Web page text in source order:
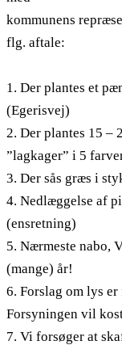
kommunens
flg. aftale:
1. Der plantes et
(Egerisvej)
2. Der plantes 15 –
”lagkager” i 5
3. Der sås græs i
4. Nedlæggelse af
(ensretning)
5. Nærmeste nabo,
(mange) år!
6. Forslag om lys
Forsyningen vil
7. Vi forsøger at